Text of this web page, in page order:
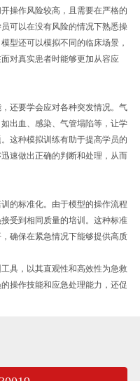
操作风险较高，且需要在严格的
可以在没有风险的情况下熟悉操
型还可以模拟不同的临床场景，
对真实患者时能够更加从容应
还要学会应对各种突发情况。气
出血、感染、气管塌陷等，让学
这种模拟训练有助于提高学员的
速做出正确的判断和处理，从而
的标准化。由于模型的操作流程
受到相同质量的培训。这种标准
确保在紧急情况下能够提供高质
具，以其直观性和高效性为急救
操作技能和应急处理能力，还促